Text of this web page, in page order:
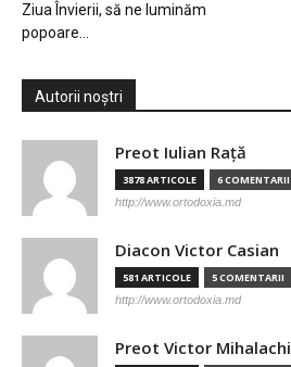
Ziua Învierii, să ne luminăm
popoare…
Autorii noștri
Preot Iulian Raţă
3878 ARTICOLE 6 COMENTARII
http://www.ortodoxia.md
Diacon Victor Casian
581 ARTICOLE 5 COMENTARII
http://www.ortodoxia.md
Preot Victor Mihalachi